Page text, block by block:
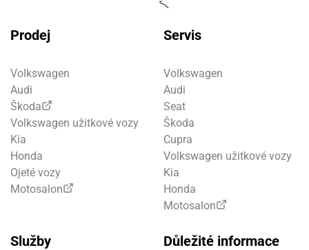
Prodej
Volkswagen
Audi
Škoda
Volkswagen užitkové vozy
Kia
Honda
Ojeté vozy
Motosalon
Servis
Volkswagen
Audi
Seat
Škoda
Cupra
Volkswagen užitkové vozy
Kia
Honda
Motosalon
Služby Důležité informace